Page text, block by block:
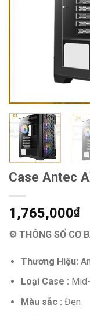
Case Antec
1,765,000₫
⚙ THÔNG SỐ CƠ
Thương Hiệu:
Loại Case :
Màu sắc : Đen